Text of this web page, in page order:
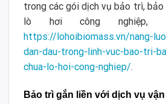
trong các gói dịch vụ bảo trì,
lò hơi công nghiệp,
https://lohoibiomass.vn/nang-
dan-dau-trong-linh-vuc-bao-tri-
chua-lo-hoi-cong-nghiep/.
Bảo trì gắn liền với dịch vụ